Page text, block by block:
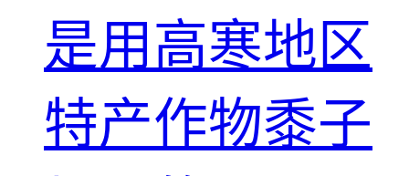
是用高寒地区
特产作物黍子